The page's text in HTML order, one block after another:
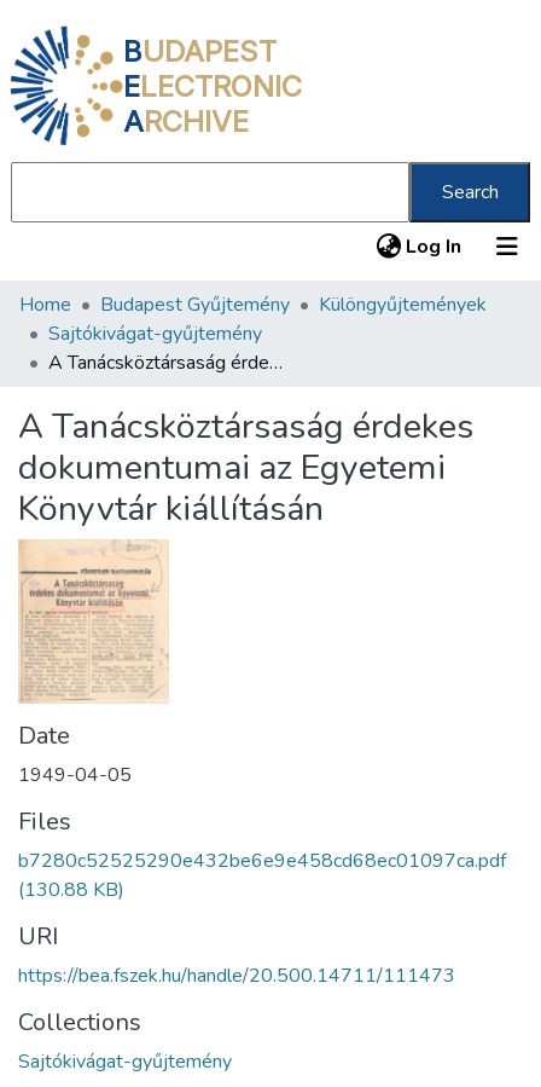
BUDAPEST
ELECTRONIC
ARCHIVE
Search
Log In (current)
Communities & Collections
All of DSpace
About us
Home Budapest Gyűjtemény
Különgyűjtemények
Sajtókivágat-gyűjtemény
A Tanácsköztársaság érdekes dokumentumai az Egyetemi Könyvtár kiállításán
A Tanácsköztársaság érdekes
dokumentumai az Egyetemi
Könyvtár kiállításán
Date
1949-04-05
Files
b7280c52525290e432be6e9e458cd68ec01097ca.pdf
(130.88 KB)
URI
https://bea.fszek.hu/handle/20.500.14711/111473
Collections
Sajtókivágat-gyűjtemény